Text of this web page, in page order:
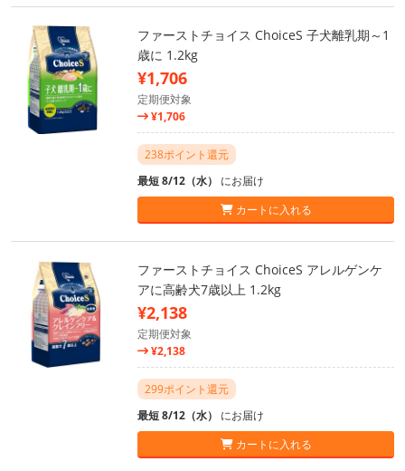
ファーストチョイス ChoiceS 子犬離乳期～1
歳に 1.2kg
¥1,706
定期便対象
¥1,706
238ポイント還元
最短 8/12（水） にお届け
カートに入れる
ファーストチョイス ChoiceS アレルゲンケ
アに高齢犬7歳以上 1.2kg
¥2,138
定期便対象
¥2,138
299ポイント還元
最短 8/12（水） にお届け
カートに入れる